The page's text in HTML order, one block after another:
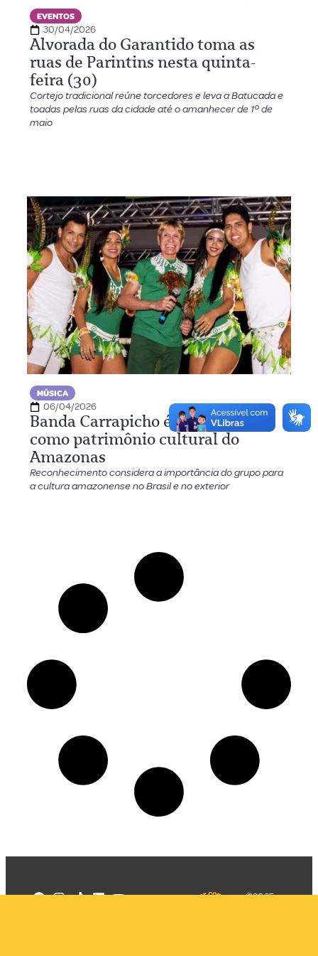
EVENTOS
30/04/2026
Alvorada do Garantido toma as
ruas de Parintins nesta quinta-
feira (30)
Cortejo tradicional reúne torcedores e leva a Batucada e
toadas pelas ruas da cidade até o amanhecer de 1º de
maio
MÚSICA
06/04/2026
Banda Carrapicho é reconhecida
como patrimônio cultural do
Amazonas
Reconhecimento considera a importância do grupo para
a cultura amazonense no Brasil e no exterior
©2025